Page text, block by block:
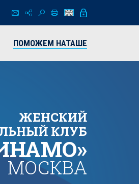
ПОМОЖЕМ НАТАШЕ
ЖЕНСКИЙ
КЛУБ
МОСКВА